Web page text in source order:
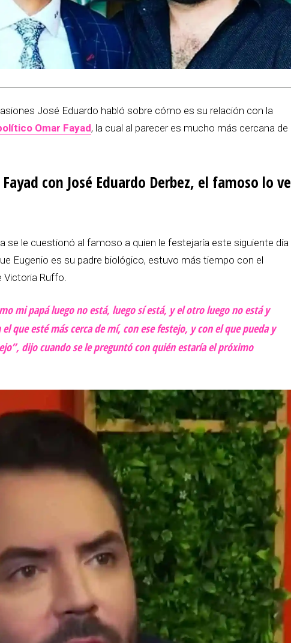
José Eduardo habló sobre cómo es su relación con la
Omar Fayad, la cual al parecer es mucho más cercana de
con José Eduardo Derbez, el famoso lo ve
se le cuestionó al famoso a quien le festejaría este siguiente día
Eugenio es su padre biológico, estuvo más tiempo con el
Victoria Ruffo.
mi papá luego no está, luego sí está, y el otro luego no está y
que esté más cerca de mí, con ese festejo, y con el que pueda y
dijo cuando se le preguntó con quién estaría el próximo